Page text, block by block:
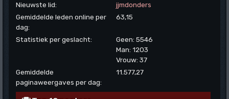
Nieuwste lid:
jjmdonders
Gemiddelde leden online per
dag:
63,15
Statistiek per geslacht:
Geen: 5546
Man: 1203
Vrouw: 37
Gemiddelde
paginaweergaves per dag:
11.577,27